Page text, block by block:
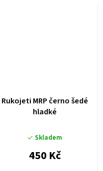
Rukojeti MRP černo šedé
hladké
Skladem
450 Kč